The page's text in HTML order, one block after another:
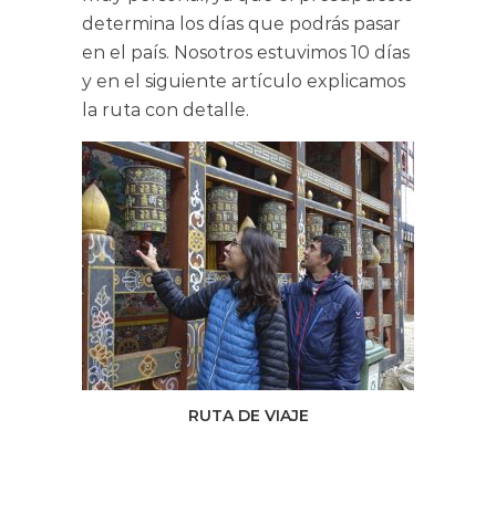
determina los días que podrás pasar
en el país. Nosotros estuvimos 10 días
y en el siguiente artículo explicamos
la ruta con detalle.
RUTA DE VIAJE